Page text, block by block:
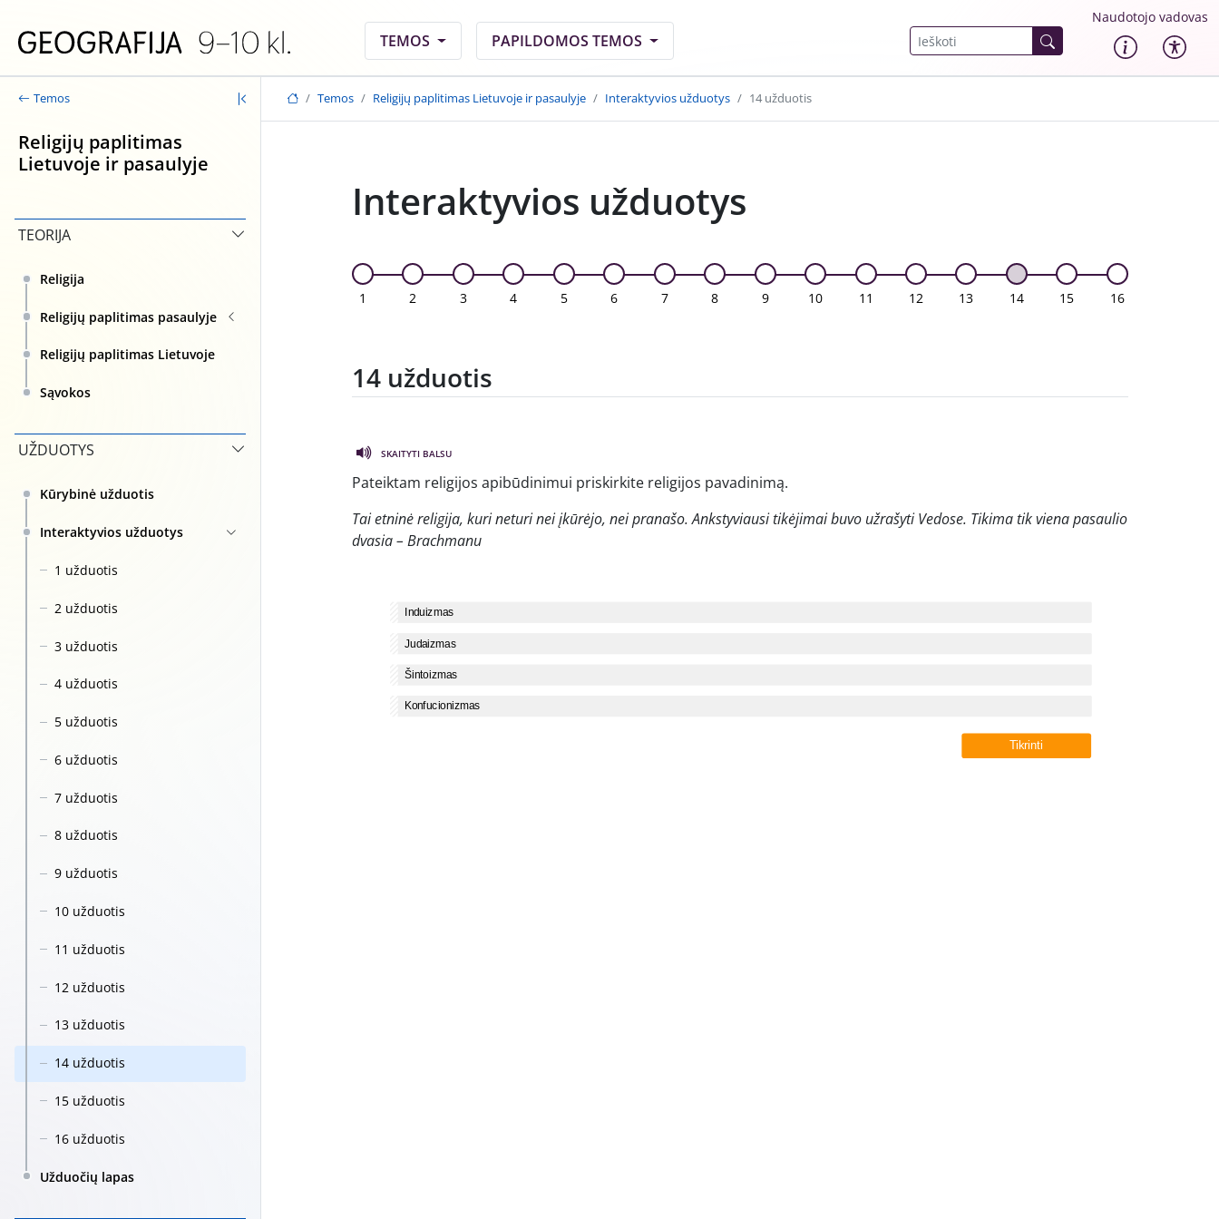
TEMOS
PAPILDOMOS TEMOS
Naudotojo vadovas
Temos
Religijų paplitimas
Lietuvoje ir pasaulyje
TEORIJA
Religija
Religijų paplitimas pasaulyje
Religijų paplitimas Lietuvoje
Sąvokos
UŽDUOTYS
Kūrybinė užduotis
Interaktyvios užduotys
1 užduotis
2 užduotis
3 užduotis
4 užduotis
5 užduotis
6 užduotis
7 užduotis
8 užduotis
9 užduotis
10 užduotis
11 užduotis
12 užduotis
13 užduotis
14 užduotis
15 užduotis
16 užduotis
Užduočių lapas
Temos Religijų paplitimas Lietuvoje ir pasaulyje Interaktyvios užduotys 14 užduotis
Interaktyvios užduotys
1 2 3 4 5 6 7 8 9 10 11 12 13 14 15 16
14 užduotis
SKAITYTI BALSU
Pateiktam religijos apibūdinimui priskirkite religijos pavadinimą.
Tai etninė religija, kuri neturi nei įkūrėjo, nei pranašo. Ankstyviausi tikėjimai buvo užrašyti Vedose. Tikima tik viena pasaulio
dvasia – Brachmanu